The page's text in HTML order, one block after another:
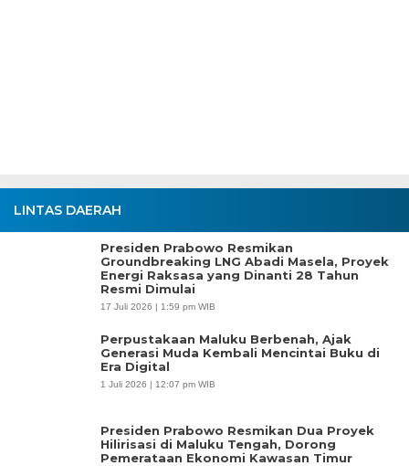
LINTAS DAERAH
Presiden Prabowo Resmikan
Groundbreaking LNG Abadi Masela, Proyek
Energi Raksasa yang Dinanti 28 Tahun
Resmi Dimulai
17 Juli 2026 | 1:59 pm WIB
Perpustakaan Maluku Berbenah, Ajak
Generasi Muda Kembali Mencintai Buku di
Era Digital
1 Juli 2026 | 12:07 pm WIB
Presiden Prabowo Resmikan Dua Proyek
Hilirisasi di Maluku Tengah, Dorong
Pemerataan Ekonomi Kawasan Timur